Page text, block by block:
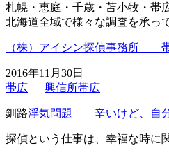
札幌・恵庭・千歳・苫小牧・
北海道全域で様々な調査を承っ
（株）アイシン探偵事務所
2016年11月30日
帯広
興信所帯広
釧路浮気問題 辛いけど、自分
探偵という仕事は、幸福な時に